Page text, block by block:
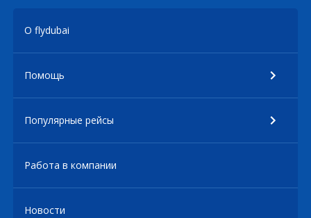
О flydubai
Помощь
Популярные рейсы
Работа в компании
Новости